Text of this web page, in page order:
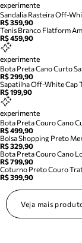
experimente
Sandalia Rasteira Off-
R$ 359,90
Tenis Branco Flatform
R$ 459,90
experimente
Bota Preta Cano Curto
R$ 299,90
Sapatilha Off-White Cap
R$ 199,90
experimente
Bota Preta Couro Cano
R$ 499,90
Bolsa Shopping Preto
R$ 329,90
Bota Preta Couro Cano
R$ 799,90
Coturno Preto Couro
R$ 399,90
Veja mais